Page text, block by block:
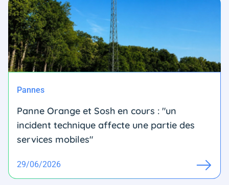
Pannes
Panne Orange et Sosh en cours : "un
incident technique affecte une partie des
services mobiles"
29/06/2026